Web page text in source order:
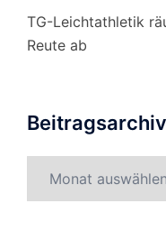
TG-Leichtathletik
Reute ab